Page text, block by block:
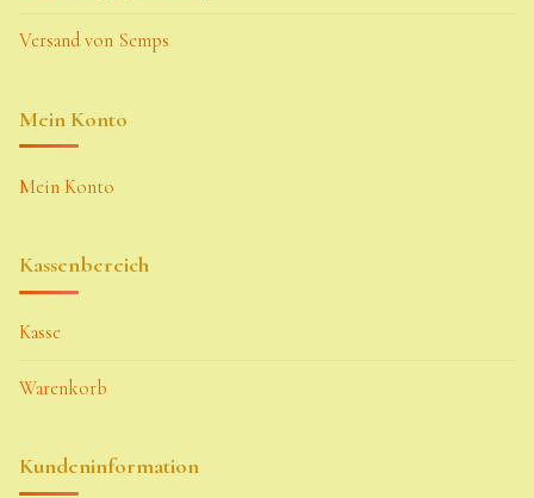
Versand von Semps
Mein Konto
Mein Konto
Kassenbereich
Kasse
Warenkorb
Kundeninformation